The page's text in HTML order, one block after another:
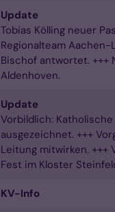
Update
Tobias Kölling neuer
Regionalteam Aachen-
Bischof antwortet. +++
Aldenhoven.
Update
Vorbildlich:
ausgezeichnet. +++
Leitung mitwirken.
Fest im Kloster
KV-Info